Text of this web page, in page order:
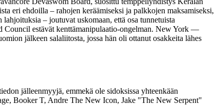
eri ehdoilla – rahojen keräämiseksi ja palkkojen maksamiseksi,
– joutuvat uskomaan, että osa tunnetuista
Council estävät kenttämanipulaatio-ongelman. New York —
jälkeen salaliitosta, jossa hän oli ottanut osakkeita lähes
jälleenmyyjä, emmekä ole sidoksissa yhteenkään
Booker T, Andre The New Icon, Jake "The New Serpent"